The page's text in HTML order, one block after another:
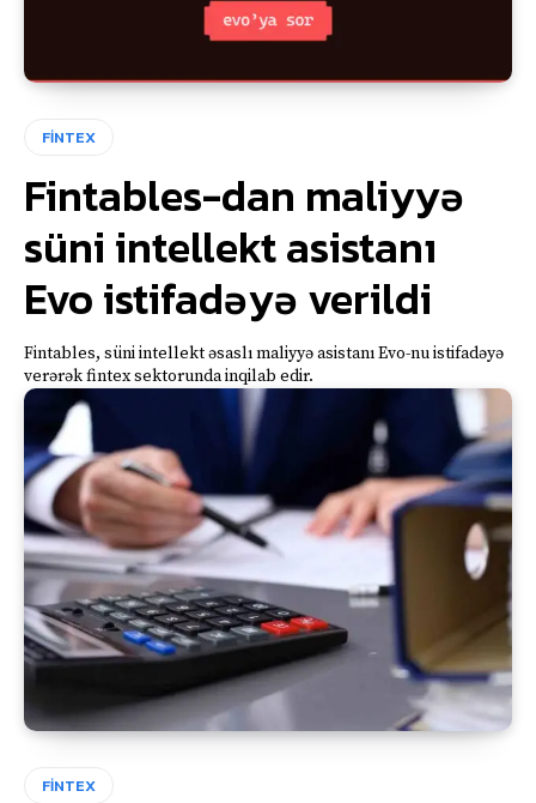
FİNTEX
Fintables-dan maliyyə
süni intellekt asistanı
Evo istifadəyə verildi
Fintables, süni intellekt əsaslı maliyyə asistanı Evo-nu istifadəyə
verərək fintex sektorunda inqilab edir.
FİNTEX